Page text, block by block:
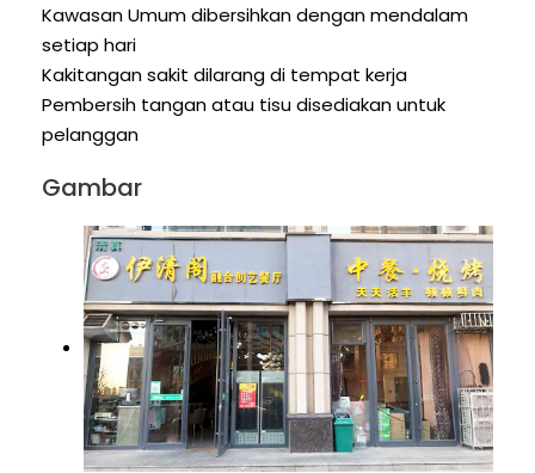
Kawasan Umum dibersihkan dengan mendalam
setiap hari
Kakitangan sakit dilarang di tempat kerja
Pembersih tangan atau tisu disediakan untuk
pelanggan
Gambar